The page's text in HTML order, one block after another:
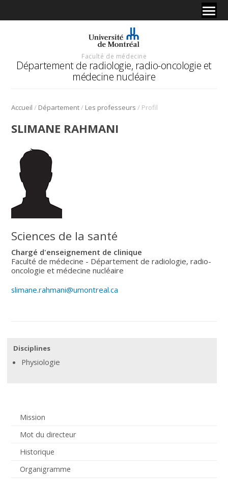
Faculté de médecine
Département de radiologie, radio-oncologie et
médecine nucléaire
Accueil / Département/ Les professeurs / Profil
Mission
Mot du directeur
Historique
Organigramme
SLIMANE RAHMANI
Sciences de la santé
Chargé d'enseignement de clinique
Faculté de médecine - Département de radiologie, radio-
oncologie et médecine nucléaire
slimane.rahmani@umontreal.ca
Disciplines
Physiologie